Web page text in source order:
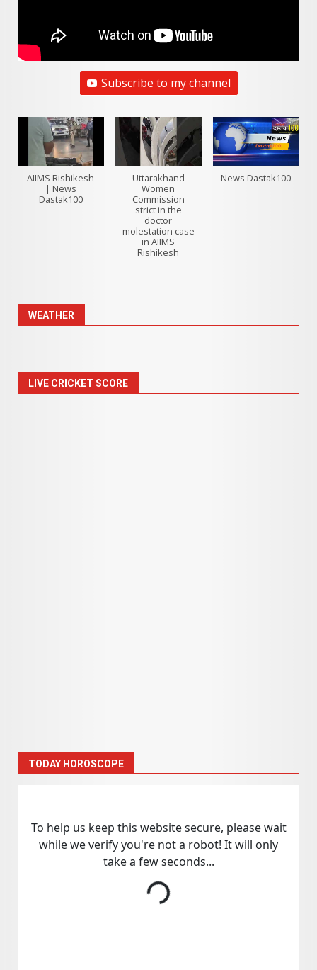
Subscribe to my channel
AIIMS Rishikesh
| News
Dastak100
Uttarakhand
Women
Commission
strict in the
doctor
molestation case
in AIIMS
Rishikesh
News Dastak100
WEATHER
LIVE CRICKET SCORE
TODAY HOROSCOPE